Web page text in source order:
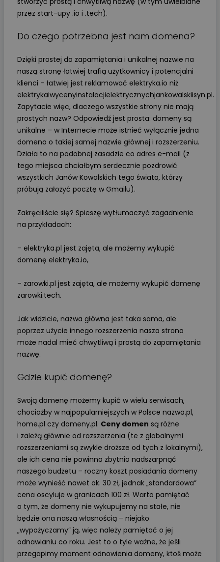
przez start-upy .io i .tech).
Do czego potrzebna jest nam domena?
Dzięki prostej do zapamiętania i unikalnej nazwie na
naszą stronę łatwiej trafią użytkownicy i potencjalni
klienci – łatwiej jest reklamować elektryka.io niż
elektrykaiwycenyinstalacjielektrycznychjankowalskiisyn.pl.
Zapytacie więc, dlaczego wszystkie strony nie mają
prostych nazw? Odpowiedź jest prosta: domeny są
unikalne – w Internecie może istnieć wyłącznie jedna
domena o takiej samej nazwie głównej i rozszerzeniu.
Działa to na podobnej zasadzie co adres e-mail (z
tego miejsca chciałbym serdecznie pozdrowić
wszystkich Janów Kowalskich tego świata, którzy
próbują założyć pocztę w Gmailu).
Zakręciliście się? Spieszę wytłumaczyć zagadnienie
na przykładach:
– elektryka.pl jest zajęta, ale możemy wykupić
domenę elektryka.io,
– zarowki.pl jest zajęta, ale możemy wykupić domenę
zarowki.tech.
Jak widzicie, nazwa główna jest taka sama, ale
poprzez użycie innego rozszerzenia nasza strona
może nadal mieć chwytliwą i prostą do zapamiętania
nazwę.
Gdzie kupić domenę?
Swoją domenę możemy kupić w wielu serwisach,
chociażby w najpopularniejszych w Polsce nazwa.pl,
home.pl czy domeny.pl. Ceny domen są różne
i zależą głównie od rozszerzenia (te z globalnymi
rozszerzeniami są zwykle droższe od tych z lokalnymi),
ale ich cena nie powinna zbytnio nadszarpnąć
naszego budżetu – roczny koszt posiadania domeny
może wynieść nawet ok. 30 zł, jednak „standardowa”
cena oscyluje w granicach 100 zł. Warto pamiętać
o tym, że domeny nie wykupujemy na stałe, nie
będzie ona naszą własnością – niejako
„wypożyczamy” ją, więc należy pamiętać o jej
odnawianiu co roku. Jest to o tyle ważne, że jeśli
przegapimy moment odnowienia domeny, ktoś może